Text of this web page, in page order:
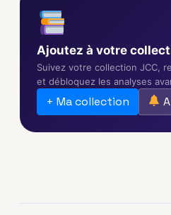
Ajoutez à votre
Suivez votre collection JCC,
et débloquez les analyses
+ Ma collection